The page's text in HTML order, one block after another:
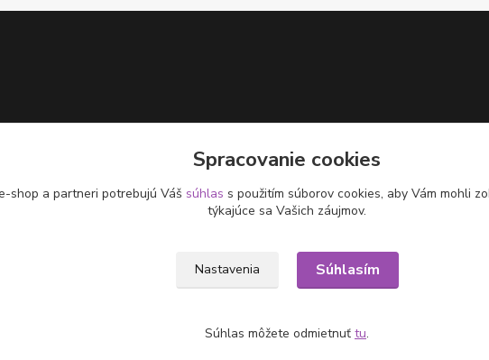
Spracovanie cookies
shop a partneri potrebujú Váš súhlas s použitím súborov cookies, aby Vám mohli
týkajúce sa Vašich záujmov.
Nastavenia Súhlasím
Súhlas môžete odmietnuť tu.